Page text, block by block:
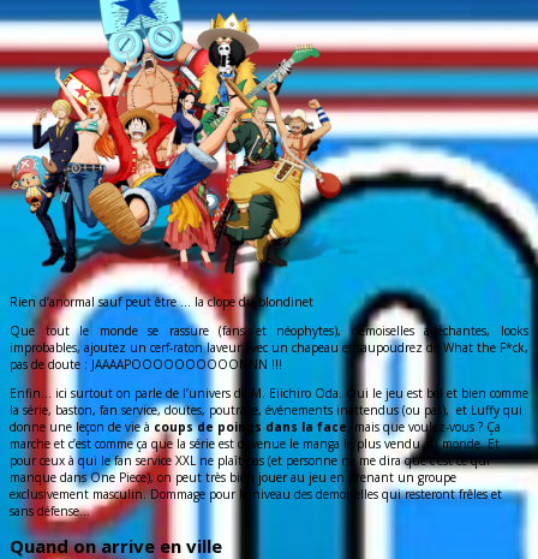
Rien d’anormal sauf peut être … la clope du blondinet
Que tout le monde se rassure (fans et néophytes), demoiselles alléchantes, looks
improbables, ajoutez un cerf-raton laveur avec un chapeau et saupoudrez de What the F*ck,
pas de doute : JAAAAPOOOOOOOOOONNN !!!
Enfin… ici surtout on parle de l’univers de M. Eiichiro Oda. Oui le jeu est bel et bien comme
la série, baston, fan service, doutes, poutrage, événements inattendus (ou pas), et Luffy qui
donne une leçon de vie à coups de poings dans la face, mais que voulez-vous ? Ça
marche et c’est comme ça que la série est devenue le manga le plus vendu au monde. Et
pour ceux à qui le fan service XXL ne plaît pas (et personne ne me dira que c’est ce qui
manque dans One Piece), on peut très bien jouer au jeu en prenant un groupe
exclusivement masculin. Dommage pour le niveau des demoiselles qui resteront frêles et
sans défense…
Quand on arrive en ville